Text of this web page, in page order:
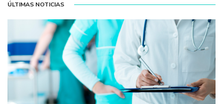
ÚLTIMAS NOTICIAS